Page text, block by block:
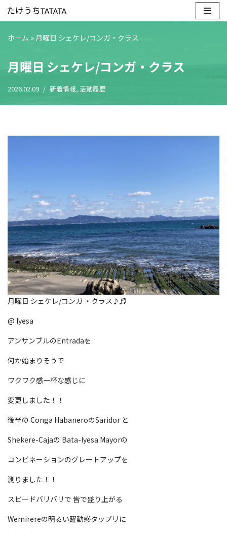
ン
ン
へ
ス
ホーム » 月曜日 シェケレ/コンガ・クラス
月曜日 シェケレ/コンガ・クラス
2026.02.09 新着情報, 活動履歴
月曜日 シェケレ/コンガ ・クラス♪♬
@ Iyesa
アンサンブルのEntradaを
何か始まりそうで
ワクワク感一杯な感じに
変更しました！！
後半の Conga HabaneroのSaridor と
Shekere-Cajaの Bata-Iyesa Mayorの
コンビネーションのグレートアップを
測りました！！
スピードバリバリで 皆で盛り上がる
Wemirereの明るい躍動感タップリに